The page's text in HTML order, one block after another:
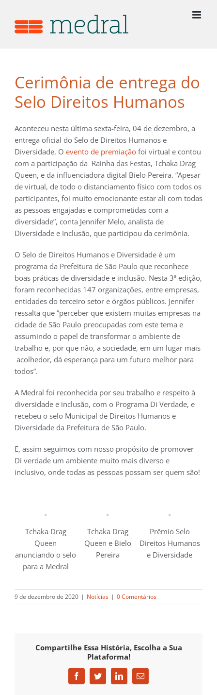
Image
Cerimônia de entrega do
Selo Direitos Humanos
Aconteceu nesta última sexta-feira, 04 de dezembro, a
entrega oficial do Selo de Direitos Humanos e
Diversidade. O evento de premiação foi virtual e contou
com a participação da Rainha das Festas, Tchaka Drag
Queen, e da influenciadora digital Bielo Pereira. “Apesar
de virtual, de todo o distanciamento físico com todos os
participantes, foi muito emocionante estar ali com todas
as pessoas engajadas e comprometidas com a
diversidade”, conta Jennifer Melo, analista de
Diversidade e Inclusão, que participou da cerimônia.
O Selo de Direitos Humanos e Diversidade é um
programa da Prefeitura de São Paulo que reconhece
boas práticas de diversidade e inclusão. Nesta 3ª edição,
foram reconhecidas 147 organizações, entre empresas,
entidades do terceiro setor e órgãos públicos. Jennifer
ressalta que “perceber que existem muitas empresas na
cidade de São Paulo preocupadas com este tema e
assumindo o papel de transformar o ambiente de
trabalho e, por que não, a sociedade, em um lugar mais
acolhedor, dá esperança para um futuro melhor para
todos”.
A Medral foi reconhecida por seu trabalho e respeito à
diversidade e inclusão, com o Programa Di Verdade, e
recebeu o selo Municipal de Direitos Humanos e
Diversidade da Prefeitura de São Paulo.
E, assim seguimos com nosso propósito de promover
Di verdade um ambiente muito mais diverso e
inclusivo, onde todas as pessoas possam ser quem são!
Tchaka Drag
Queen
anunciando o selo
para a Medral
Tchaka Drag
Queen e Bielo
Pereira
Prêmio Selo
Direitos Humanos
e Diversidade
9 de dezembro de 2020 | Notícias | 0 Comentários
Compartilhe Essa História, Escolha a Sua
Plataforma!
FacebookTwitterLinkedIn
E-
mail